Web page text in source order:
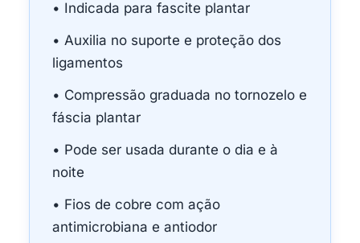
• Indicada para fascite plantar
• Auxilia no suporte e proteção dos
ligamentos
• Compressão graduada no tornozelo e
fáscia plantar
• Pode ser usada durante o dia e à
noite
• Fios de cobre com ação
antimicrobiana e antiodor